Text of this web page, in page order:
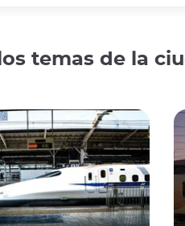
temas de la